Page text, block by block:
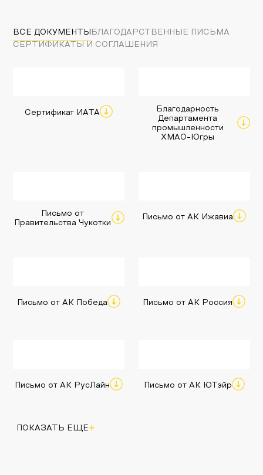
ВСЕ ДОКУМЕНТЫ БЛАГОДАРСТВЕННЫЕ ПИСЬМА
СЕРТИФИКАТЫ И СОГЛАШЕНИЯ
Сертификат ИАТА
Благодарность
Департамента
промышленности
ХМАО-Югры
Письмо от
Правительства Чукотки
Письмо от АК Ижавиа
Письмо от АК Победа Письмо от АК Россия
Письмо от АК РусЛайн Письмо от АК ЮТэйр
ПОКАЗАТЬ ЕЩЕ+